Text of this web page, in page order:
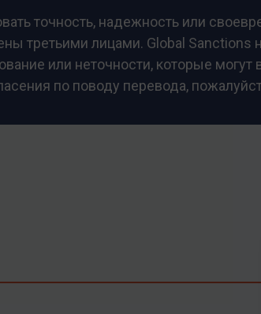
точность, надежность или
третьими лицами. Global Sanctions
или неточности, которые могут
по поводу перевода,